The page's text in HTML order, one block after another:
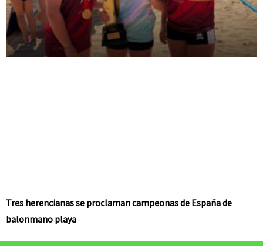
Tres herencianas se proclaman campeonas de España de
balonmano playa